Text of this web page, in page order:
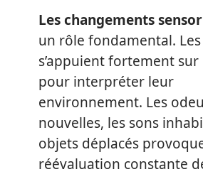
Les changements
un rôle fondamental.
s’appuient fortement sur
pour interpréter leur
environnement. Les
nouvelles, les sons
objets déplacés
réévaluation constante